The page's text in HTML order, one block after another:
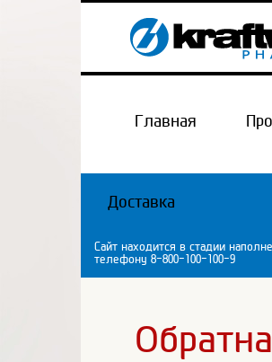
Главная
Доставка
Сайт находится в стадии
телефону 8-800-100-100-9